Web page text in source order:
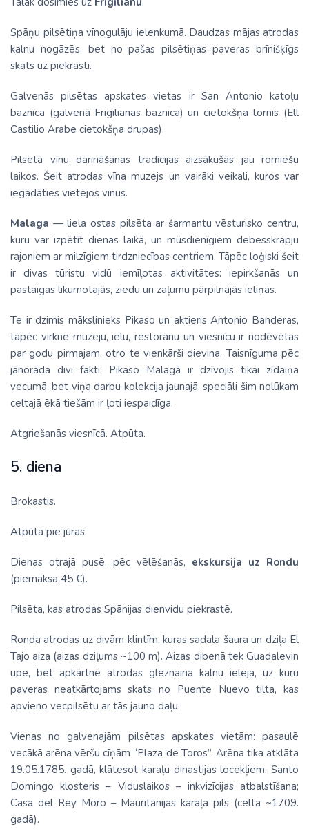
Spāņu pilsētiņa vīnogulāju ielenkumā. Daudzas mājas atrodas
kalnu nogāzēs, bet no pašas pilsētiņas paveras brīnišķīgs
skats uz piekrasti.
Galvenās pilsētas apskates vietas ir San Antonio katoļu
baznīca (galvenā Frigilianas baznīca) un cietokšņa tornis (Ell
Castilio Arabe cietokšņa drupas).
Pilsētā vīnu darināšanas tradīcijas aizsākušās jau romiešu
laikos. Šeit atrodas vīna muzejs un vairāki veikali, kuros var
iegādāties vietējos vīnus.
Malaga — liela ostas pilsēta ar šarmantu vēsturisko centru,
kuru var izpētīt dienas laikā, un mūsdienīgiem debesskrāpju
rajoniem ar milzīgiem tirdzniecības centriem. Tāpēc loģiski šeit
ir divas tūristu vidū iemīļotas aktivitātes: iepirkšanās un
pastaigas līkumotajās, ziedu un zaļumu pārpilnajās ieliņās.
Te ir dzimis mākslinieks Pikaso un aktieris Antonio Banderas,
tāpēc virkne muzeju, ielu, restorānu un viesnīcu ir nodēvētas
par godu pirmajam, otro te vienkārši dievina. Taisnīguma pēc
jānorāda divi fakti: Pikaso Malagā ir dzīvojis tikai zīdaiņa
vecumā, bet viņa darbu kolekcija jaunajā, speciāli šim nolūkam
celtajā ēkā tiešām ir ļoti iespaidīga.
Atgriešanās viesnīcā. Atpūta.
5. diena
Brokastis.
Atpūta pie jūras.
Dienas otrajā pusē, pēc vēlēšanās, ekskursija uz Rondu
(piemaksa 45 €).
Pilsēta, kas atrodas Spānijas dienvidu piekrastē.
Ronda atrodas uz divām klintīm, kuras sadala šaura un dziļa El
Tajo aiza (aizas dziļums ~100 m). Aizas dibenā tek Guadalevin
upe, bet apkārtnē atrodas gleznaina kalnu ieleja, uz kuru
paveras neatkārtojams skats no Puente Nuevo tilta, kas
apvieno vecpilsētu ar tās jauno daļu.
Vienas no galvenajām pilsētas apskates vietām: pasaulē
vecākā arēna vēršu cīņām “Plaza de Toros”. Arēna tika atklāta
19.05.1785. gadā, klātesot karaļu dinastijas locekļiem. Santo
Domingo klosteris – Viduslaikos – inkvizīcijas atbalstīšana;
Casa del Rey Moro – Mauritānijas karaļa pils (celta ~1709.
gadā).